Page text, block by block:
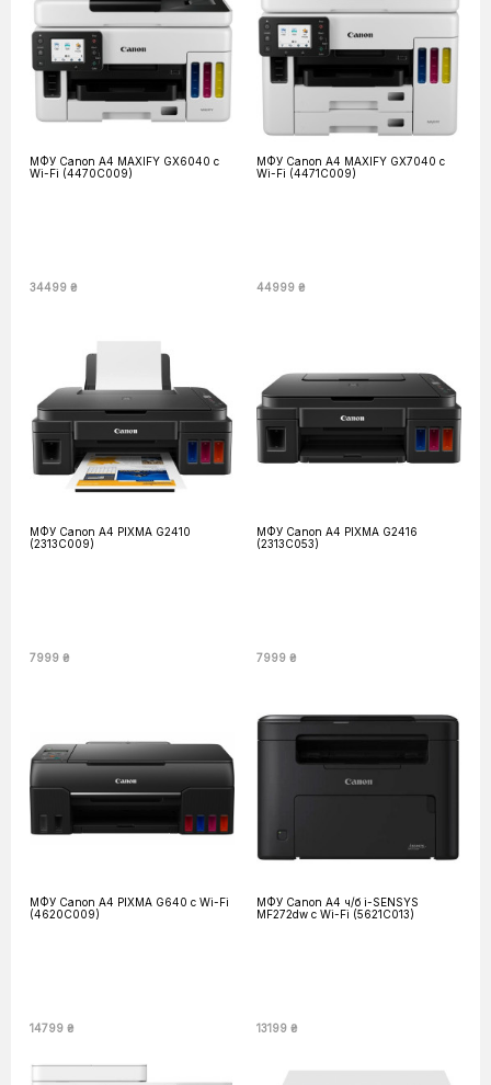
МФУ Canon А4 MAXIFY GX6040 c
Wi-Fi (4470C009)
34499 ₴
МФУ Canon А4 MAXIFY GX7040 c
Wi-Fi (4471C009)
44999 ₴
МФУ Canon А4 PIXMA G2410
(2313C009)
7999 ₴
МФУ Canon А4 PIXMA G2416
(2313C053)
7999 ₴
МФУ Canon А4 PIXMA G640 c Wi-Fi
(4620C009)
14799 ₴
МФУ Canon А4 ч/б i-SENSYS
MF272dw с Wi-Fi (5621C013)
13199 ₴